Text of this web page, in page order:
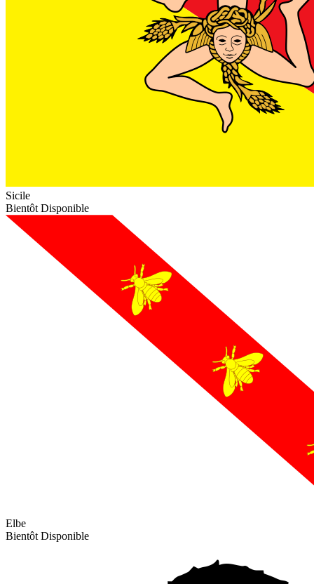
Sicile
Bientôt Disponible
Elbe
Bientôt Disponible